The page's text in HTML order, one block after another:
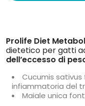
Prolife Diet
dietetico per gatti
dell’eccesso di
Cucumis sativus
infiammatoria del
Maiale unica